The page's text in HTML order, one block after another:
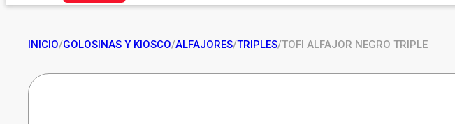
INICIO/GOLOSINAS Y KIOSCO/ALFAJORES/TRIPLES/TOFI ALFAJOR NEGRO TRIPLE